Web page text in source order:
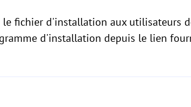
le fichier d'installation aux utilisateurs
d'installation depuis le lien